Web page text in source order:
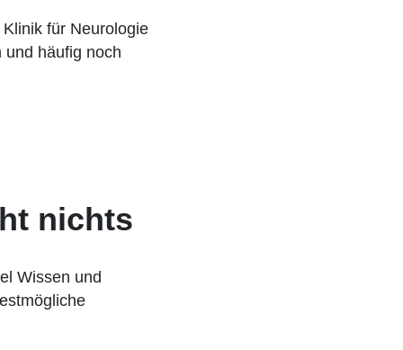
für Neurologie
und häufig noch
nichts
Wissen und